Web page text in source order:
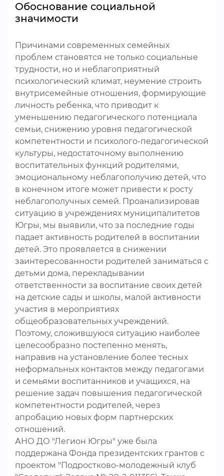
Обоснование социальной
значимости
Причинами современных семейных
проблем становятся не только социальные
трудности, но и неблагоприятный
психологический климат, неумение строить
внутрисемейные отношения, формирующие
личность ребенка, что приводит к
уменьшению педагогического потенциала
семьи, снижению уровня педагогической
компетентности и психолого-педагогической
культуры, недостаточному выполнению
воспитательных функций родителями,
эмоциональному неблагополучию детей, что
в конечном итоге может привести к росту
неблагополучных семей. Проанализировав
ситуацию в учреждениях муниципалитетов
Югры, мы выявили, что за последние годы
падает активность родителей в воспитании
детей. Это проявляется в снижении
заинтересованности родителей заниматься с
детьми дома, перекладывании
ответственности за воспитание своих детей
на детские сады и школы, малой активности
участия в мероприятиях
общеобразовательных учреждений.
Поэтому, сложившуюся ситуацию наиболее
целесообразно постепенно менять,
направив на установление более тесных
неформальных контактов между педагогами
и семьями воспитанников и учащихся, на
решение задач повышения педагогической
компетентности родителей, через
апробацию новых форм партнерских
отношений.
АНО ДО "Легион Югры" уже была
поддержана Фонда президентских грантов с
проектом "Подростково-молодежный клуб